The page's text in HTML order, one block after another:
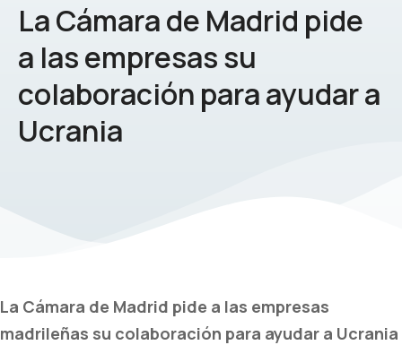
La Cámara de Madrid pide
a las empresas su
colaboración para ayudar a
Ucrania
La Cámara de Madrid pide a las empresas
madrileñas su colaboración para ayudar a Ucrania